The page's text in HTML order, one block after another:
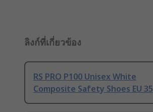
ลิงก์ที่เกี่ยวข้อง
RS PRO P100 Unisex White
Composite Safety Shoes EU 35